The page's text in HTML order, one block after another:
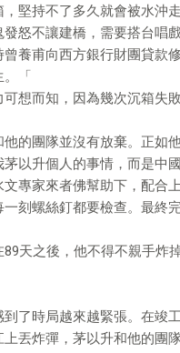
堅持不了多久就會被水沖
怒不讓建橋，需要搭台唱戲
養甫向西方銀行財團貸款
。「
想而知，因為幾次沉箱失
的團隊並沒有放棄。正如
以升個人的事情，而是中
專家來者佛幫助下，配合
刻螺絲釘都要檢查。最終
天之後，他不得不親手炸
了時局越來越緊張。在竣
丟炸彈，茅以升和他的團